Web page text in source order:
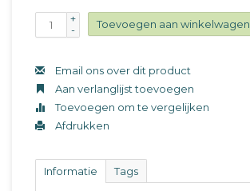
+
-
Toevoegen aan winkelwagen
Email ons over dit product
Aan verlanglijst toevoegen
Toevoegen om te vergelijken
Afdrukken
Informatie Tags